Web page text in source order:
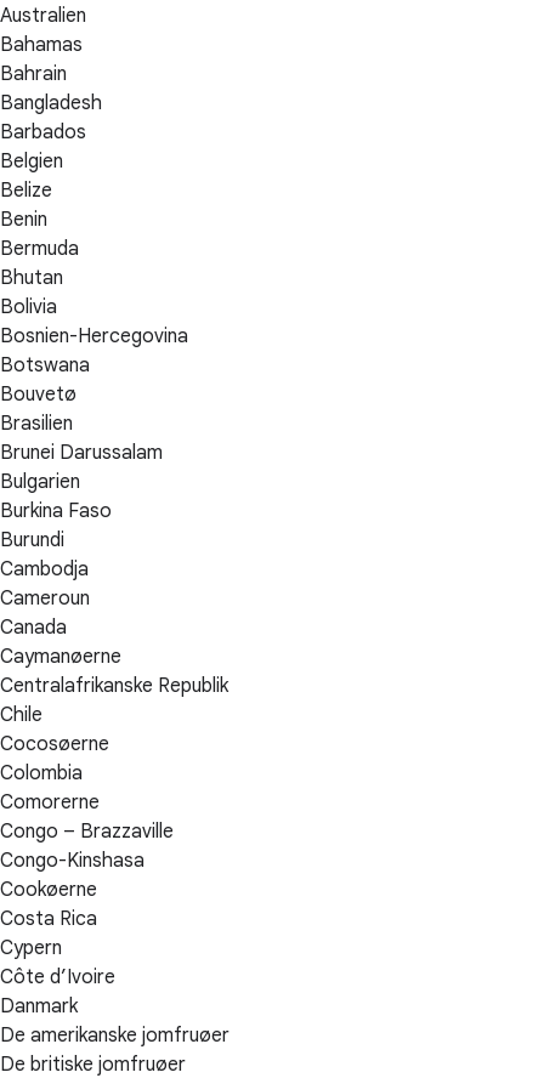
Australien
Bahamas
Bahrain
Bangladesh
Barbados
Belgien
Belize
Benin
Bermuda
Bhutan
Bolivia
Bosnien-Hercegovina
Botswana
Bouvetø
Brasilien
Brunei Darussalam
Bulgarien
Burkina Faso
Burundi
Cambodja
Cameroun
Canada
Caymanøerne
Centralafrikanske Republik
Chile
Cocosøerne
Colombia
Comorerne
Congo – Brazzaville
Congo-Kinshasa
Cookøerne
Costa Rica
Cypern
Côte d’Ivoire
Danmark
De amerikanske jomfruøer
De britiske jomfruøer